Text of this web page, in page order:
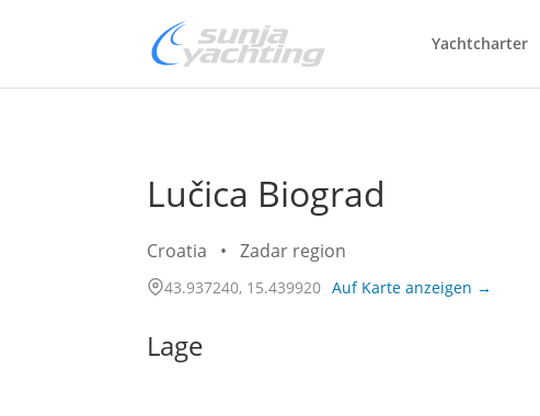
Yachtcharter
Lučica Biograd
Croatia • Zadar region
43.937240, 15.439920 Auf Karte anzeigen →
Lage